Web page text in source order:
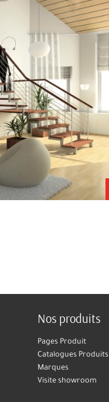
Nos produits
Pages Produit
Catalogues Produits
Marques
Visite showroom